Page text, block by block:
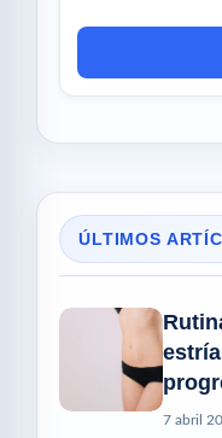
ÚLTIMOS
7 abril